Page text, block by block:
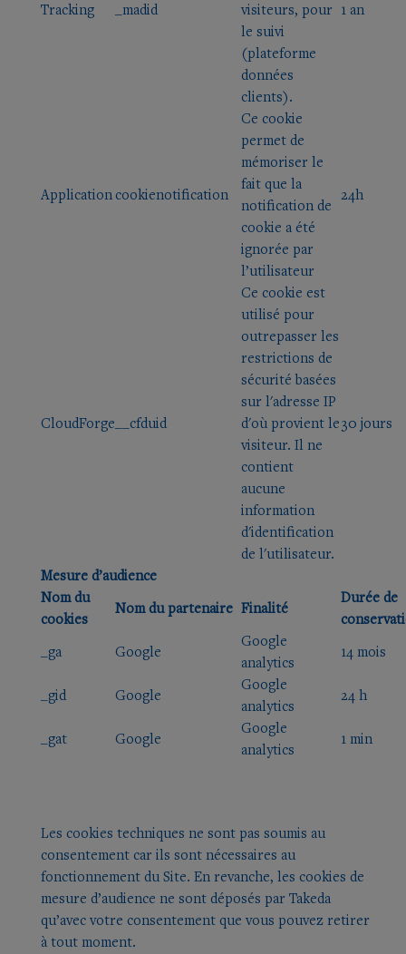
Tracking _madid
visiteurs, pour
le suivi
(plateforme
données
clients).
1 an
Application cookienotification
Ce cookie
permet de
mémoriser le
fait que la
notification de
cookie a été
ignorée par
l’utilisateur
24h
CloudForge __cfduid
Ce cookie est
utilisé pour
outrepasser les
restrictions de
sécurité basées
sur l'adresse IP
d'où provient le
visiteur. Il ne
contient
aucune
information
d'identification
de l'utilisateur.
30 jours
Mesure d’audience
Nom du
cookies
Nom du partenaire Finalité
Durée de
_ga
Google
Google
analytics
14 mois
_gid Google
Google
analytics
24 h
_gat Google
Google
analytics
1 min
Les cookies techniques ne sont pas soumis au
consentement car ils sont nécessaires au
fonctionnement du Site. En revanche, les cookies de
mesure d’audience ne sont déposés par Takeda
qu’avec votre consentement que vous pouvez retirer
à tout moment.